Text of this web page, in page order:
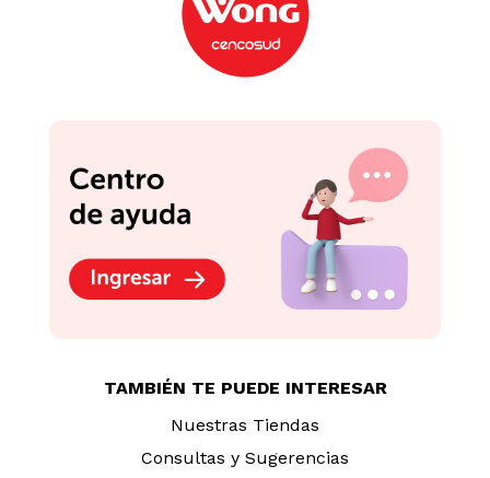
TAMBIÉN TE PUEDE INTERESAR
Nuestras Tiendas
Consultas y Sugerencias